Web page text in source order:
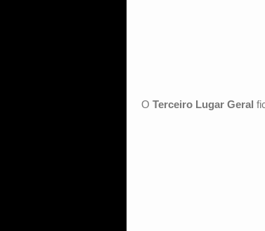
O Terceiro Lugar Geral